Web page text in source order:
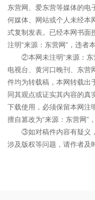
东营网、爱东营等媒体的电
何媒体、网站或个人未经本
式复制发表。已经本网书面
注明“来源：东营网”，违者
②本网未注明“来源：
电视台、黄河口晚刊、东营
件均为转载稿，本网转载出
同其观点或证实其内容的真
下载使用，必须保留本网注
擅自篡改为“来源：东营网”
③如对稿件内容有疑义
涉及版权等问题，请作者及